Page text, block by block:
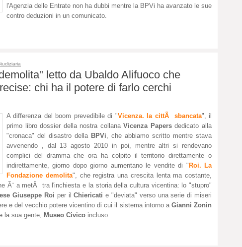
l'Agenzia delle Entrate non ha dubbi mentre la BPVi ha avanzato le sue
contro deduzioni in un comunicato.
letto da Ubaldo Alifuoco che
chi ha il potere di farlo cerchi
A differenza del boom prevedibile di "Vicenza. la cittÃ sbancata", il
primo libro dossier della nostra collanaVicenza Papersdedicato alla
"cronaca" del disastro della BPVi , che abbiamo scritto mentre stava
avvenendo , dal 13 agosto 2010 in poi, mentre altri si rendevano
complici del dramma che ora ha colpito il territorio direttamente o
indirettamente, giorno dopo giorno aumentano le vendite di " Roi. La
Fondazione demolita", che registra una crescita lenta ma costante,
Ã¨ a metÃ tra l'inchiesta e la storia della cultura vicentina: lo "stupro"
Giuseppe Roi per ilChiericati e "deviata" verso una serie di miseri
e del vecchio potere vicentino di cui il sistema intorno a Gianni Zonin
la sua gente,
Museo Civico incluso.